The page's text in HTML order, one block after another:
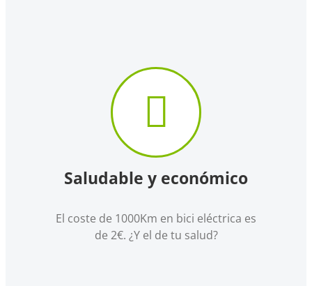
Saludable y económico
El coste de 1000Km en bici eléctrica es
de 2€. ¿Y el de tu salud?